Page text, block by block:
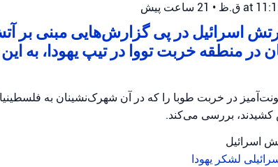
• 21 ساعت پیش
اسرائیل در پی گزارش‌هایی مبنی بر
در منطقه خربت تووا در تیپ یهودا، به
در خربت طوبا را که در آن شهرک‌نشینان به
کشیدند، بررسی می‌کند.
اسرائیل
لشکر یهودا